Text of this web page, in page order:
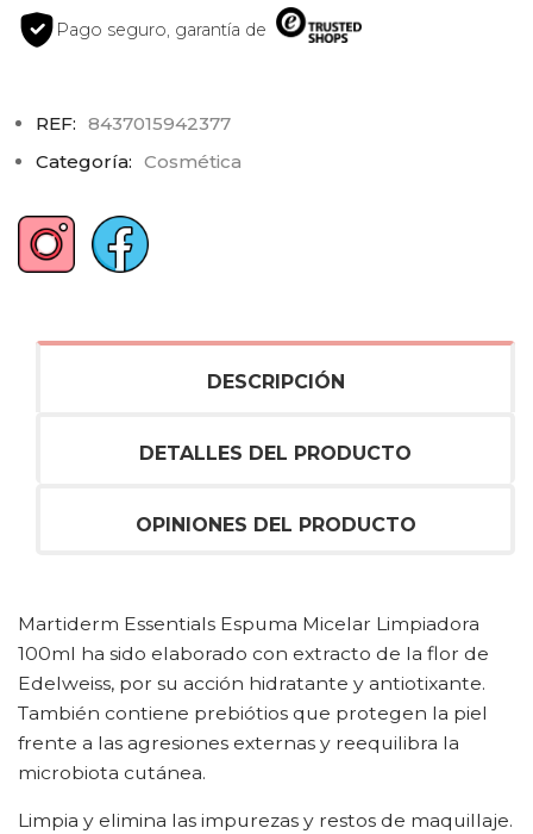
Pago seguro, garantía de
REF: 8437015942377
Categoría: Cosmética
DESCRIPCIÓN
DETALLES DEL PRODUCTO
OPINIONES DEL PRODUCTO
Martiderm Essentials Espuma Micelar Limpiadora
100ml ha sido elaborado con extracto de la flor de
Edelweiss, por su acción hidratante y antiotixante.
También contiene prebiótios que protegen la piel
frente a las agresiones externas y reequilibra la
microbiota cutánea.
Limpia y elimina las impurezas y restos de maquillaje.